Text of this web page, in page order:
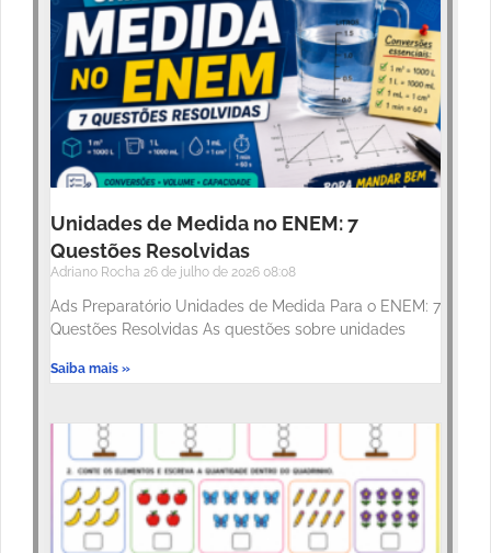
Unidades de Medida no ENEM: 7
Questões Resolvidas
Adriano Rocha 26 de julho de 2026 08:08
Ads Preparatório Unidades de Medida Para o ENEM: 7
Questões Resolvidas As questões sobre unidades
Saiba mais »